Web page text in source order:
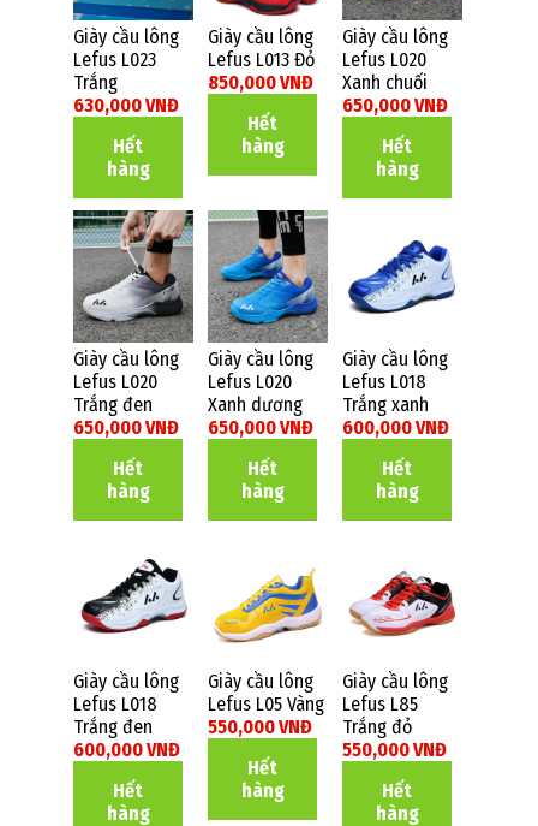
Giày cầu lông
Lefus L023
Trắng
630,000 VNĐ
Hết
hàng
Giày cầu lông
Lefus L013 Đỏ
850,000 VNĐ
Hết
hàng
Giày cầu lông
Lefus L020
Xanh chuối
650,000 VNĐ
Hết
hàng
Giày cầu lông
Lefus L020
Trắng đen
650,000 VNĐ
Hết
hàng
Giày cầu lông
Lefus L020
Xanh dương
650,000 VNĐ
Hết
hàng
Giày cầu lông
Lefus L018
Trắng xanh
600,000 VNĐ
Hết
hàng
Giày cầu lông
Lefus L018
Trắng đen
600,000 VNĐ
Hết
hàng
Giày cầu lông
Lefus L05 Vàng
550,000 VNĐ
Hết
hàng
Giày cầu lông
Lefus L85
Trắng đỏ
550,000 VNĐ
Hết
hàng